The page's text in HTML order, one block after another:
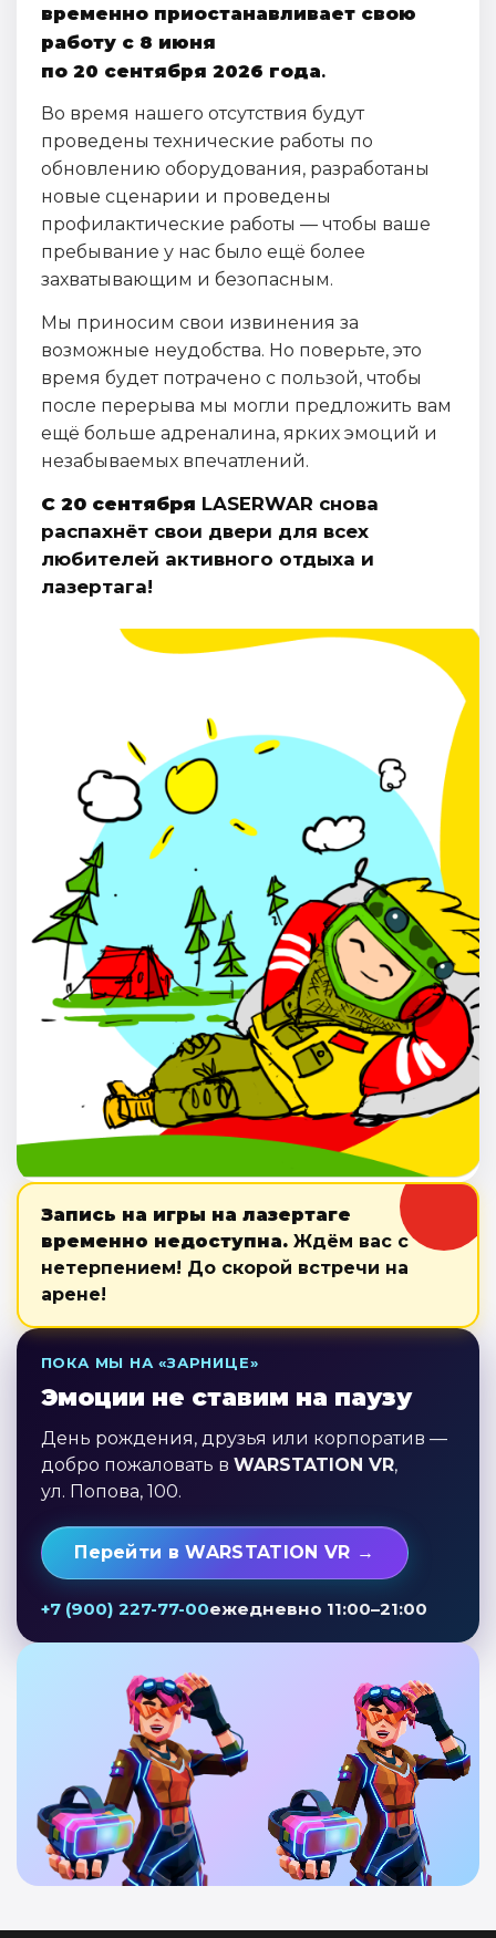
временно приостанавливает свою
работу с 8 июня
по 20 сентября 2026 года.
Во время нашего отсутствия будут
проведены технические работы по
обновлению оборудования, разработаны
новые сценарии и проведены
профилактические работы — чтобы ваше
пребывание у нас было ещё более
захватывающим и безопасным.
Мы приносим свои извинения за
возможные неудобства. Но поверьте, это
время будет потрачено с пользой, чтобы
после перерыва мы могли предложить вам
ещё больше адреналина, ярких эмоций и
незабываемых впечатлений.
С 20 сентября LASERWAR снова
распахнёт свои двери для всех
любителей активного отдыха и
лазертага!
Запись на игры на лазертаге
временно недоступна. Ждём вас с
нетерпением! До скорой встречи на
арене!
ПОКА МЫ НА «ЗАРНИЦЕ»
Эмоции не ставим на паузу
День рождения, друзья или корпоратив —
добро пожаловать в WARSTATION VR,
ул. Попова, 100.
Перейти в WARSTATION VR →
+7 (900) 227-77-00ежедневно 11:00–21:00